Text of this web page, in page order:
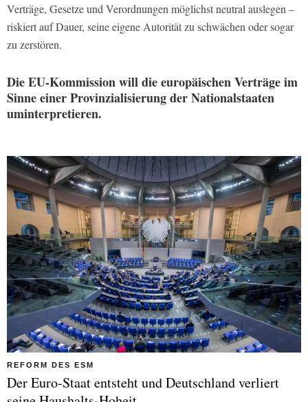
Verträge, Gesetze und Verordnungen möglichst neutral auslegen –
riskiert auf Dauer, seine eigene Autorität zu schwächen oder sogar
zu zerstören.
Die EU-Kommission will die europäischen Verträge im
Sinne einer Provinzialisierung der Nationalstaaten
uminterpretieren.
REFORM DES ESM
Der Euro-Staat entsteht und Deutschland verliert